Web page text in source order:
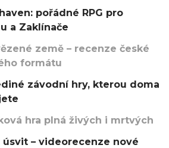
pořádné RPG pro
a Zaklínače
země – recenze české
formátu
závodní hry, kterou doma
hra plná živých i mrtvých
úsvit – videorecenze nové